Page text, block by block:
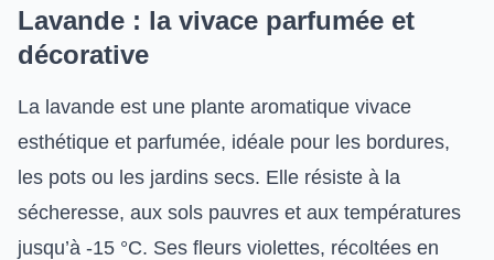
Lavande : la vivace parfumée et
décorative
La lavande est une plante aromatique vivace
esthétique et parfumée, idéale pour les bordures,
les pots ou les jardins secs. Elle résiste à la
sécheresse, aux sols pauvres et aux températures
jusqu’à -15 °C. Ses fleurs violettes, récoltées en